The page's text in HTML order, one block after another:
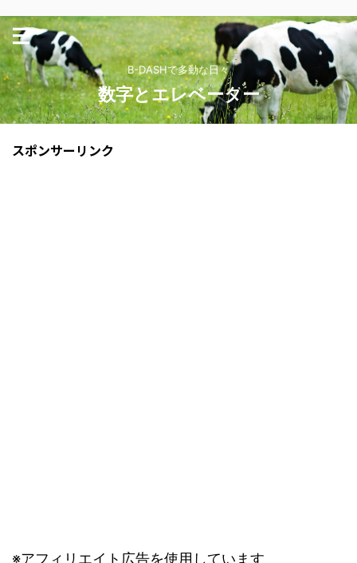
B-DASHで多動な日々
数字とエレベーター
スポンサーリンク
※アフィリエイト広告を使用しています